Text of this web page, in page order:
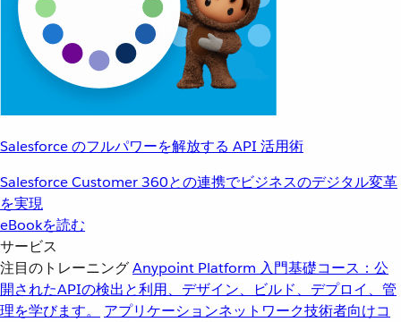
Salesforce のフルパワーを解放する API 活用術
Salesforce Customer 360との連携でビジネスのデジタル変革
を実現
eBookを読む
サービス
注目のトレーニングAnypoint Platform 入門基礎コース：公
開されたAPIの検出と利用、デザイン、ビルド、デプロイ、管
理を学びます。
アプリケーションネットワーク技術者向けコ